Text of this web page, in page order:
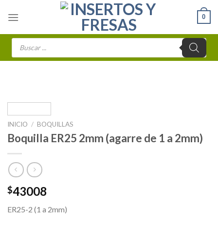
0
Búsqueda
INICIO / BOQUILLAS
Boquilla ER25 2mm (agarre de 1 a 2mm)
$43008
ER25-2 (1 a 2mm)